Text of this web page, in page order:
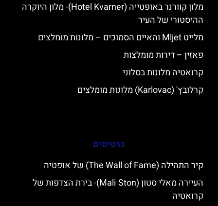
מלון קוורנר באופטייה (Hotel Kvarner)- מלון היוקרה
ההיסטורי של העיר
מלייט Mljet והאיים הסמוכים – מלונות מומלצים
פאזין – דירות מומלצות
קרואטיה מלונות בסלוני
קרלובץ' (Karlovac) מלונות מומלצים
כרטיסים
קיר התהילה (The Wall of Fame) של אופטיה
העיירה מאלי סטון (Mali Ston)- בירת הצדפות של
קרואטיה